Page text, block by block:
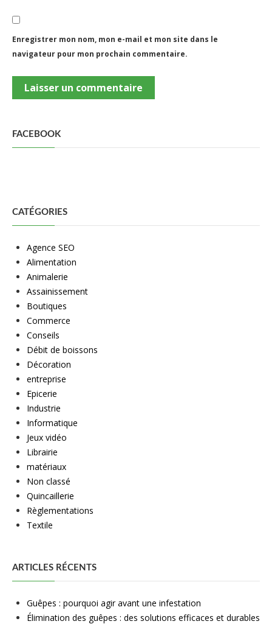
Enregistrer mon nom, mon e-mail et mon site dans le
navigateur pour mon prochain commentaire.
FACEBOOK
CATÉGORIES
Agence SEO
Alimentation
Animalerie
Assainissement
Boutiques
Commerce
Conseils
Débit de boissons
Décoration
entreprise
Epicerie
Industrie
Informatique
Jeux vidéo
Librairie
matériaux
Non classé
Quincaillerie
Règlementations
Textile
ARTICLES RÉCENTS
Guêpes : pourquoi agir avant une infestation
Élimination des guêpes : des solutions efficaces et durables